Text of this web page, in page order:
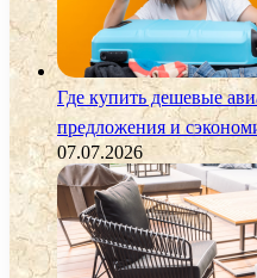
Где купить дешевые
предложения и
07.07.2026